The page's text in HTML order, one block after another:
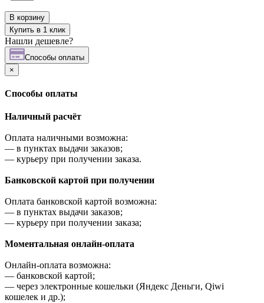
В корзину
Купить в 1 клик
Нашли дешевле?
Cпособы оплаты
×
Cпособы оплаты
Наличный расчёт
Оплата наличными возможна:
— в пунктах выдачи заказов;
— курьеру при получении заказа.
Банковской картой при получении
Оплата банковской картой возможна:
— в пунктах выдачи заказов;
— курьеру при получении заказа;
Моментальная онлайн-оплата
Онлайн-оплата возможна:
— банковской картой;
— через электронные кошельки (Яндекс Деньги, Qiwi
кошелек и др.);